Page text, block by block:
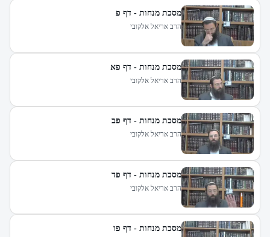
מסכת מנחות - דף פ
הרב אריאל אלקובי
מסכת מנחות - דף פא
הרב אריאל אלקובי
מסכת מנחות - דף פב
הרב אריאל אלקובי
מסכת מנחות - דף פד
הרב אריאל אלקובי
מסכת מנחות - דף פו